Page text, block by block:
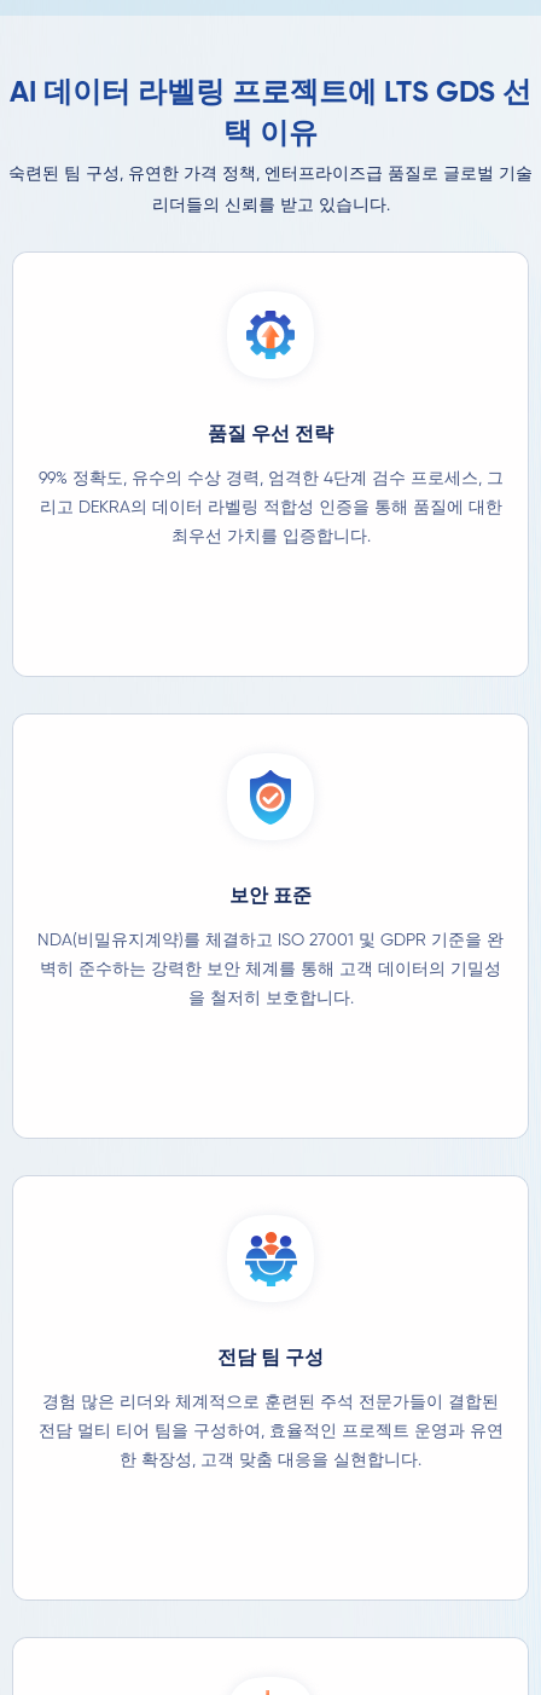
AI 데이터 라벨링 프로젝트에 LTS GDS 선
택 이유
숙련된 팀 구성, 유연한 가격 정책, 엔터프라이즈급 품질로 글로벌 기술
리더들의 신뢰를 받고 있습니다.
품질 우선 전략
99% 정확도, 유수의 수상 경력, 엄격한 4단계 검수 프로세스, 그
리고 DEKRA의 데이터 라벨링 적합성 인증을 통해 품질에 대한
최우선 가치를 입증합니다.
보안 표준
NDA(비밀유지계약)를 체결하고 ISO 27001 및 GDPR 기준을 완
벽히 준수하는 강력한 보안 체계를 통해 고객 데이터의 기밀성
을 철저히 보호합니다.
전담 팀 구성
경험 많은 리더와 체계적으로 훈련된 주석 전문가들이 결합된
전담 멀티 티어 팀을 구성하여, 효율적인 프로젝트 운영과 유연
한 확장성, 고객 맞춤 대응을 실현합니다.